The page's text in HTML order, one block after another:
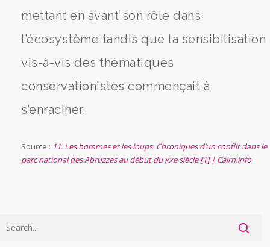
mettant en avant son rôle dans
l’écosystème tandis que la sensibilisation
vis-à-vis des thématiques
conservationistes commençait à
s’enraciner.
Source : 11. Les hommes et les loups. Chroniques d’un conflit dans le
parc national des Abruzzes au début du xxe siècle [1] | Cairn.info